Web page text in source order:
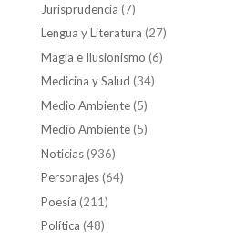
Jurisprudencia (7)
Lengua y Literatura (27)
Magia e Ilusionismo (6)
Medicina y Salud (34)
Medio Ambiente(5)
Medio Ambiente(5)
Noticias(936)
Personajes(64)
Poesía (211)
Política (48)